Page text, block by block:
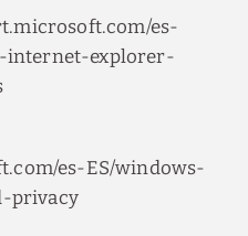
es-
internet-explorer-
es-ES/windows-
privacy